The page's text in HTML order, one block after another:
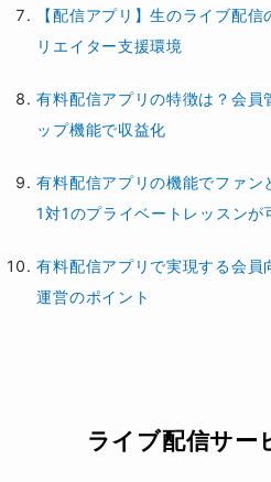
【配信アプリ】生のライブ配
リエイター支援環境
有料配信アプリの特徴は？会員
ップ機能で収益化
有料配信アプリの機能でファン
1対1のプライベートレッスンが
有料配信アプリで実現する会員
運営のポイント
ライブ配信サ